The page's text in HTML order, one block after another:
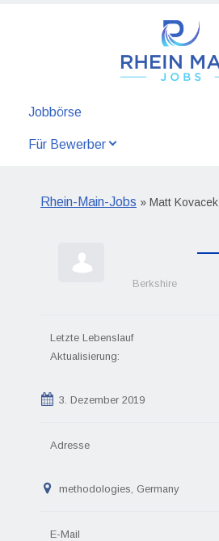
Jobbörse
Für Bewerber
Rhein-Main-Jobs » Matt Kovacek
Berkshire
Letzte Lebenslauf
Aktualisierung:
3. Dezember 2019
Adresse
methodologies, Germany
E-Mail